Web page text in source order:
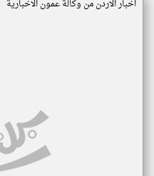
اخبار الاردن من وكالة عمون الاخبارية